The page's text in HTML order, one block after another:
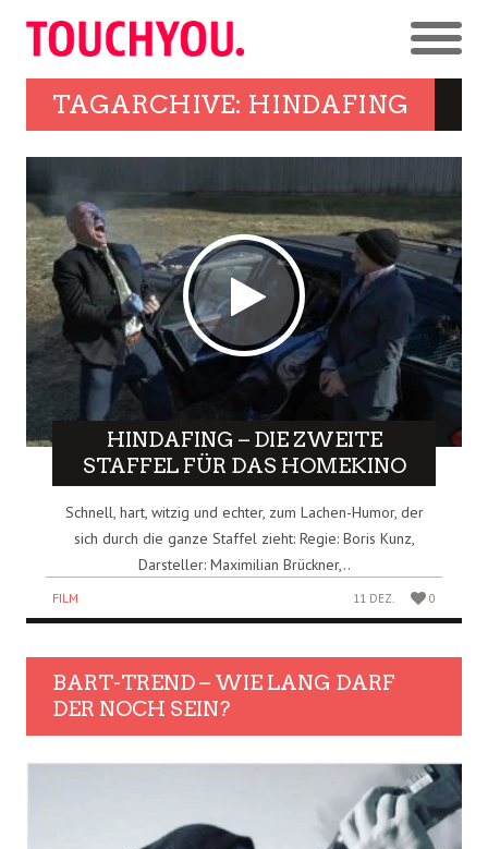
TAGARCHIVE: HINDAFING
HINDAFING – DIE ZWEITE
STAFFEL FÜR DAS HOMEKINO
Schnell, hart, witzig und echter, zum Lachen-Humor, der
sich durch die ganze Staffel zieht: Regie: Boris Kunz,
Darsteller: Maximilian Brückner,..
FILM 11 DEZ. 0
BART-TREND – WIE LANG DARF
DER NOCH SEIN?